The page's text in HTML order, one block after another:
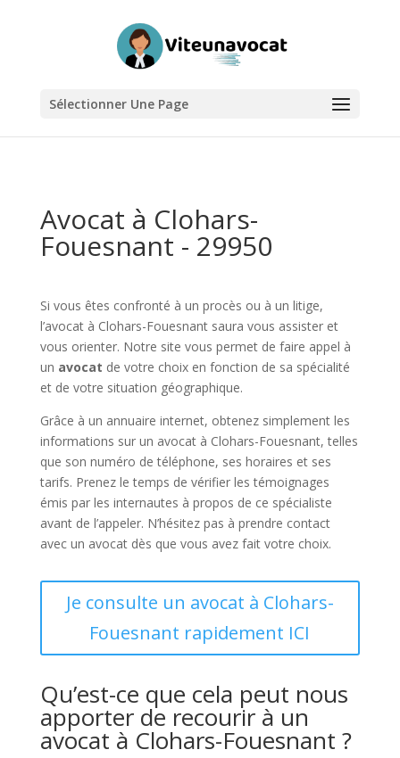
Sélectionner Une Page
Avocat à Clohars-
Fouesnant - 29950
Si vous êtes confronté à un procès ou à un litige,
l’avocat à Clohars-Fouesnant saura vous assister et
vous orienter. Notre site vous permet de faire appel à
un avocat de votre choix en fonction de sa spécialité
et de votre situation géographique.
Grâce à un annuaire internet, obtenez simplement les
informations sur un avocat à Clohars-Fouesnant, telles
que son numéro de téléphone, ses horaires et ses
tarifs. Prenez le temps de vérifier les témoignages
émis par les internautes à propos de ce spécialiste
avant de l’appeler. N’hésitez pas à prendre contact
avec un avocat dès que vous avez fait votre choix.
Je consulte un avocat à Clohars-
Fouesnant rapidement ICI
Qu’est-ce que cela peut nous
apporter de recourir à un
avocat à Clohars-Fouesnant ?